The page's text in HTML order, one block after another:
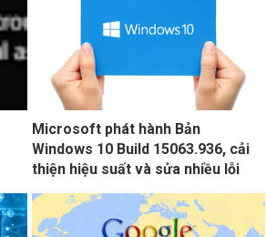
Microsoft phát hành Bản
Windows 10 Build 15063.936, cải
thiện hiệu suất và sửa nhiều lỗi